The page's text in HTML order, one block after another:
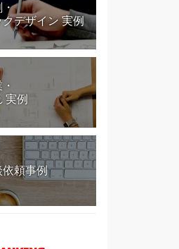
・
デザイン 実例
実例
依頼事例